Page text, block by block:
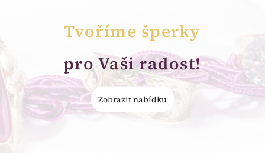
Tvoříme šperky
pro Vaši radost!
Zobrazit nabídku